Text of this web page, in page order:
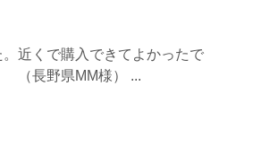
近くで購入できてよかったで
様） ...